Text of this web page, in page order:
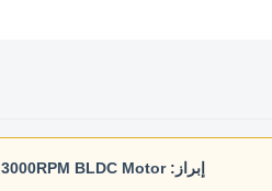
إبراز: 3000RPM BLDC Motor